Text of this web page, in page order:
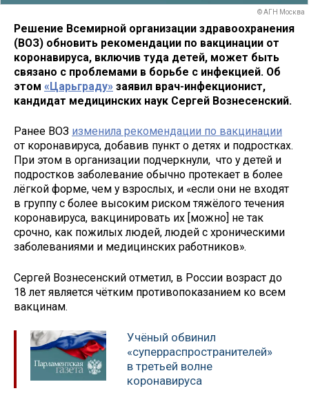
© АГН Москва
Решение Всемирной организации здравоохранения
(ВОЗ) обновить рекомендации по вакцинации от
коронавируса, включив туда детей, может быть
связано с проблемами в борьбе с инфекцией. Об
этом «Царьграду» заявил врач-инфекционист,
кандидат медицинских наук Сергей Вознесенский.
Ранее ВОЗ изменила рекомендации по вакцинации
от коронавируса, добавив пункт о детях и подростках.
При этом в организации подчеркнули, что у детей и
подростков заболевание обычно протекает в более
лёгкой форме, чем у взрослых, и «если они не входят
в группу с более высоким риском тяжёлого течения
коронавируса, вакцинировать их [можно] не так
срочно, как пожилых людей, людей с хроническими
заболеваниями и медицинских работников».
Сергей Вознесенский отметил, в России возраст до
18 лет является чётким противопоказанием ко всем
вакцинам.
Учёный обвинил
«суперраспространителей»
в третьей волне
коронавируса